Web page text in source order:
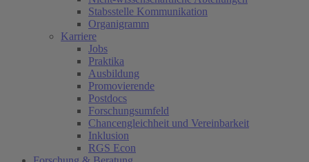
Stabsstelle Kommunikation
Organigramm
Karriere
Jobs
Praktika
Ausbildung
Promovierende
Postdocs
Forschungsumfeld
Chancengleichheit und Vereinbarkeit
Inklusion
RGS Econ